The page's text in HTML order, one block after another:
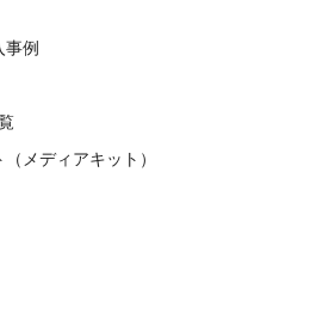
事例
メディアキット）